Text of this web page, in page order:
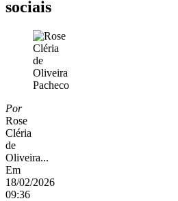
sociais
Por
Rose
Cléria
de
Oliveira...
Em
18/02/2026
09:36